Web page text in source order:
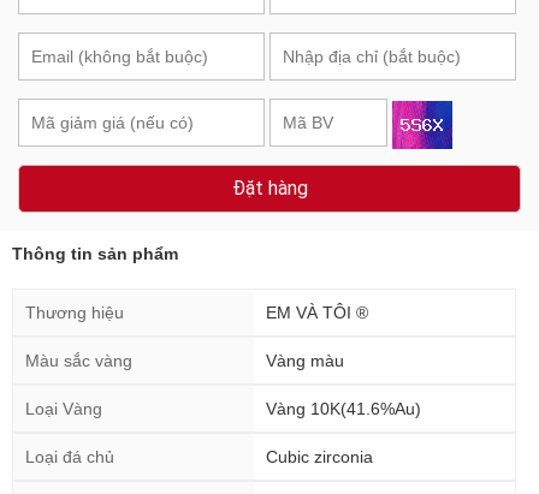
Đặt hàng
Thông tin sản phẩm
Thương hiệu EM VÀ TÔI ®
Màu sắc vàng Vàng màu
Loại Vàng Vàng 10K(41.6%Au)
Loại đá chủ Cubic zirconia